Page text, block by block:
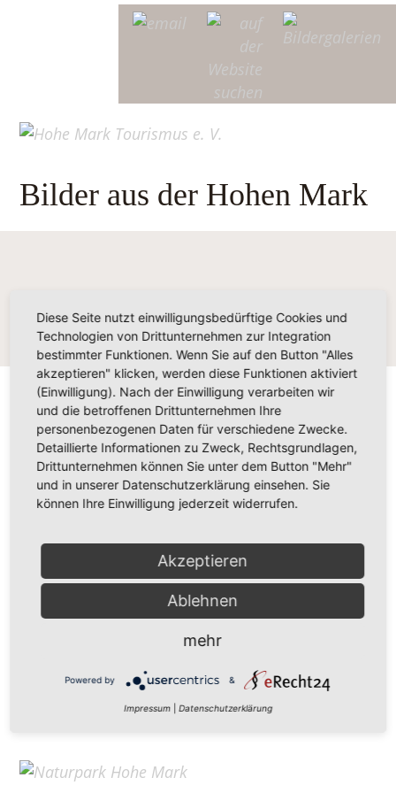
Bilder aus der Hohen Mark
Hohe Mark Tourismus e. V.
Redderstraße 421,45711 Datteln
Fon: +49 (0)2363 377 0
info@hohe-mark-tourismus.de
Datenschutz
Home
Diese Seite nutzt einwilligungsbedürftige Cookies und
Technologien von Drittunternehmen zur Integration
bestimmter Funktionen. Wenn Sie auf den Button "Alles
akzeptieren" klicken, werden diese Funktionen aktiviert
(Einwilligung). Nach der Einwilligung verarbeiten wir
und die betroffenen Drittunternehmen Ihre
personenbezogenen Daten für verschiedene Zwecke.
Detaillierte Informationen zu Zweck, Rechtsgrundlagen,
Drittunternehmen können Sie unter dem Button "Mehr"
und in unserer Datenschutzerklärung einsehen. Sie
können Ihre Einwilligung jederzeit widerrufen.
Akzeptieren
Ablehnen
mehr
Powered by &
Impressum Datenschutzerklärung